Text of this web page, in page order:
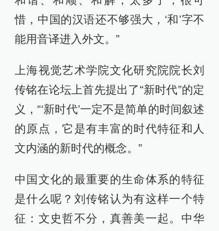
惜，中国的汉语还不够强大，‘和’字不
能用音译进入外文。”
上海视觉艺术学院文化研究院院长刘
传铭在论坛上首先提出了“新时代”的定
义，“‘新时代’一定不是简单的时间叙述
的原点，它是有丰富的时代特征和人
文内涵的新时代的概念。”
中国文化的最重要的生命体系的特征
是什么呢？刘传铭认为有这样一个特
征：文史哲不分，真善美一起。中华